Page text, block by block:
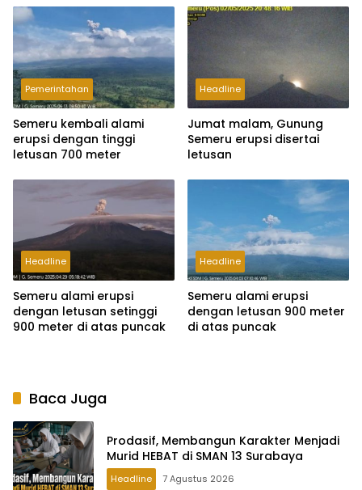
Pemerintahan
Semeru kembali alami
erupsi dengan tinggi
letusan 700 meter
Headline
Jumat malam, Gunung
Semeru erupsi disertai
letusan
Headline
Semeru alami erupsi
dengan letusan setinggi
900 meter di atas puncak
Headline
Semeru alami erupsi
dengan letusan 900 meter
di atas puncak
Baca Juga
Prodasif, Membangun Karakter Menjadi
Murid HEBAT di SMAN 13 Surabaya
Headline 7 Agustus 2026